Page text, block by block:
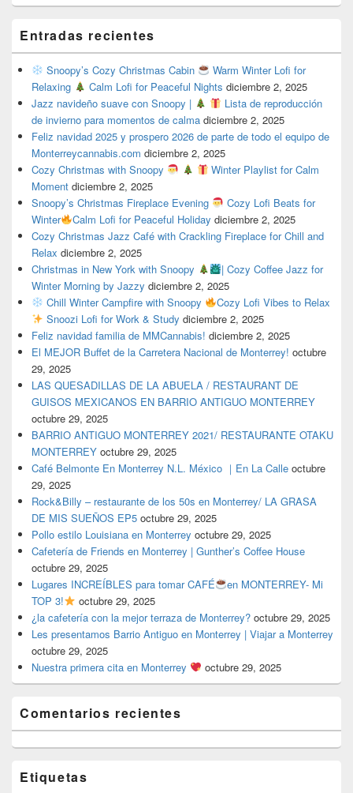
Entradas recientes
Snoopy’s Cozy Christmas Cabin
Warm Winter Lofi for
Relaxing
Calm Lofi for Peaceful Nights diciembre 2, 2025
Jazz navideño suave con Snoopy |
Lista de reproducción
de invierno para momentos de calma diciembre 2, 2025
Feliz navidad 2025 y prospero 2026 de parte de todo el equipo de
Monterreycannabis.com diciembre 2, 2025
Cozy Christmas with Snoopy
Winter Playlist for Calm
Moment diciembre 2, 2025
Snoopy’s Christmas Fireplace Evening
Cozy Lofi Beats for
Winter
Calm Lofi for Peaceful Holiday diciembre 2, 2025
Cozy Christmas Jazz Café with Crackling Fireplace for Chill and
Relax diciembre 2, 2025
Christmas in New York with Snoopy
| Cozy Coffee Jazz for
Winter Morning by Jazzy diciembre 2, 2025
Chill Winter Campfire with Snoopy
Cozy Lofi Vibes to Relax
Snoozi Lofi for Work & Study diciembre 2, 2025
Feliz navidad familia de MMCannabis! diciembre 2, 2025
El MEJOR Buffet de la Carretera Nacional de Monterrey! octubre
29, 2025
LAS QUESADILLAS DE LA ABUELA / RESTAURANT DE
GUISOS MEXICANOS EN BARRIO ANTIGUO MONTERREY
octubre 29, 2025
BARRIO ANTIGUO MONTERREY 2021/ RESTAURANTE OTAKU
MONTERREY octubre 29, 2025
Café Belmonte En Monterrey N.L. México ｜En La Calle octubre
29, 2025
Rock&Billy – restaurante de los 50s en Monterrey/ LA GRASA
DE MIS SUEÑOS EP5 octubre 29, 2025
Pollo estilo Louisiana en Monterrey octubre 29, 2025
Cafetería de Friends en Monterrey | Gunther’s Coffee House
octubre 29, 2025
Lugares INCREÍBLES para tomar CAFÉ
en MONTERREY- Mi
TOP 3!
octubre 29, 2025
¿la cafetería con la mejor terraza de Monterrey? octubre 29, 2025
Les presentamos Barrio Antiguo en Monterrey | Viajar a Monterrey
octubre 29, 2025
Nuestra primera cita en Monterrey
octubre 29, 2025
Comentarios recientes
Etiquetas